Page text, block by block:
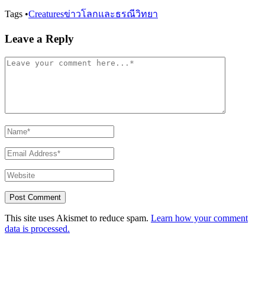
Tags •Creaturesข่าวโลกและธรณีวิทยา
Leave a Reply
This site uses Akismet to reduce spam. Learn how your comment
data is processed.